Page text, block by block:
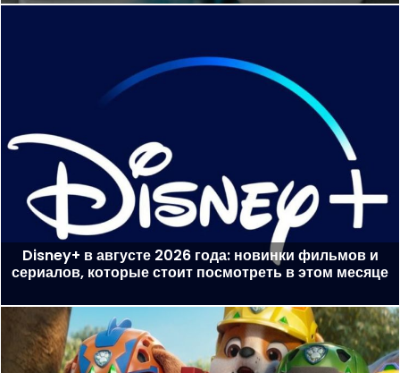
Disney+ в августе 2026 года: новинки фильмов и
сериалов, которые стоит посмотреть в этом месяце